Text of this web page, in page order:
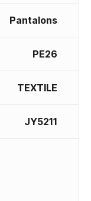
Pantalons
PE26
TEXTILE
JY5211